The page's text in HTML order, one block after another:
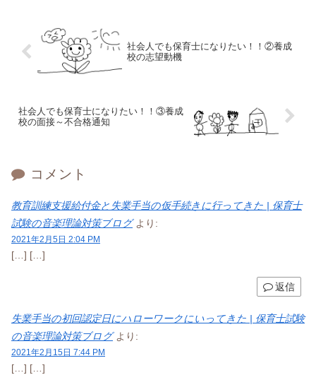
社会人でも保育士になりたい！！②養成
校の志望動機
社会人でも保育士になりたい！！③養成
校の面接～不合格通知
コメント
教育訓練支援給付金と 失業手当の仮手続きに行ってきた | 保育士
試験の音楽理論対策ブログ より:
2021年2月5日 2:04 PM
[…] […]
返信
失業手当の初回認定日にハローワークにいってきた | 保育士試験
の音楽理論対策ブログ より:
2021年2月15日 7:44 PM
[…] […]